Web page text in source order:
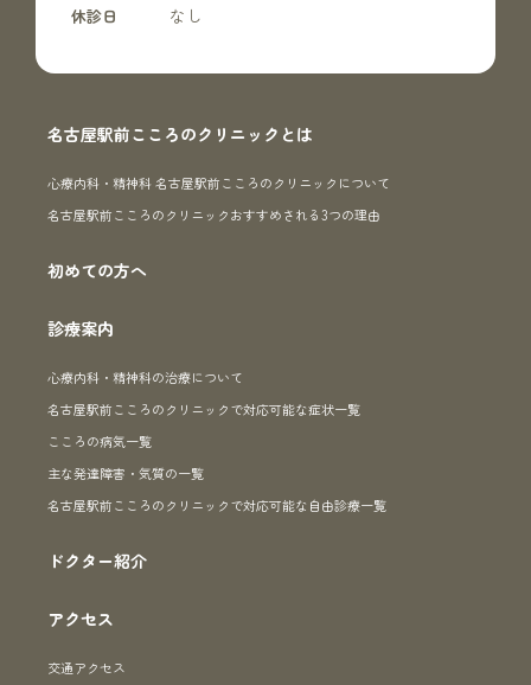
休診日 なし
名古屋駅前こころのクリニックとは
心療内科・精神科 名古屋駅前こころのクリニックについて
名古屋駅前こころのクリニックおすすめされる3つの理由
初めての方へ
診療案内
心療内科・精神科の治療について
名古屋駅前こころのクリニックで対応可能な症状一覧
こころの病気一覧
主な発達障害・気質の一覧
名古屋駅前こころのクリニックで対応可能な自由診療一覧
ドクター紹介
アクセス
交通アクセス